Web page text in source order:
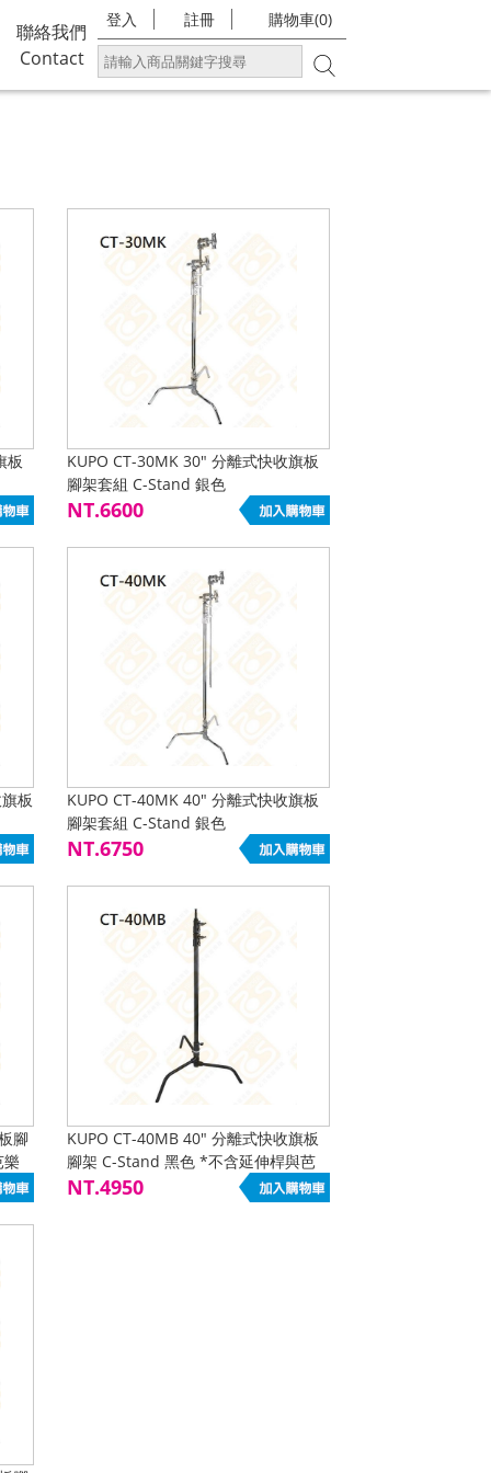
聯絡我們
Contact
登入 註冊 購物車(0)
板
KUPO CT-30MK 30" 分離式快收旗板
腳架套組 C-Stand 銀色
NT.6600
板
KUPO CT-40MK 40" 分離式快收旗板
腳架套組 C-Stand 銀色
NT.6750
腳
KUPO CT-40MB 40" 分離式快收旗板
腳架 C-Stand 黑色 *不含延伸桿與芭
樂頭
NT.4950